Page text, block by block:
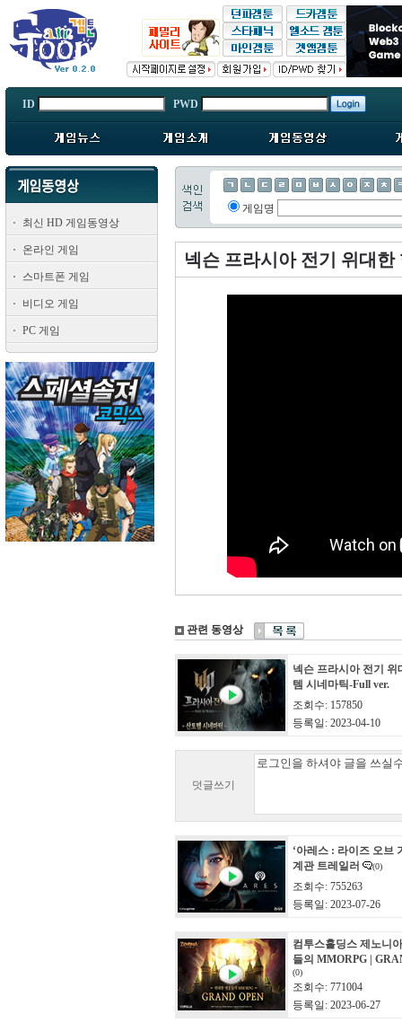
ID PWD
최신 HD 게임동영상
온라인 게임
스마트폰 게임
비디오 게임
PC 게임
게임명
넥슨 프라시아 전기 위대
관련 동영상
넥슨 프라시아 전기 위
템 시네마틱-Full ver.
조회수: 157850
등록일: 2023-04-10
덧글쓰기
‘아레스 : 라이즈 오브
계관 트레일러
(0)
조회수: 755263
등록일: 2023-07-26
컴투스홀딩스 제노니
들의 MMORPG |
(0)
조회수: 771004
등록일: 2023-06-27